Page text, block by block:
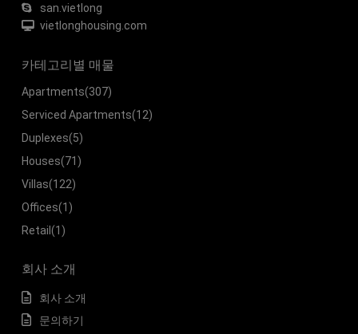
san.vietlong
vietlonghousing.com
카테고리별 매물
Apartments(307)
Serviced Apartments(12)
Duplexes(5)
Houses(71)
Villas(122)
Offices(1)
Retail (1)
회사 소개
회사 소개
문의하기